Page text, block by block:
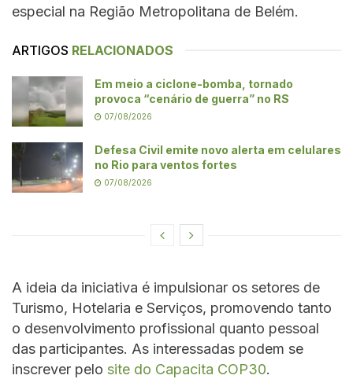
especial na Região Metropolitana de Belém.
ARTIGOS RELACIONADOS
Em meio a ciclone-bomba, tornado
provoca “cenário de guerra” no RS
07/08/2026
Defesa Civil emite novo alerta em celulares
no Rio para ventos fortes
07/08/2026
A ideia da iniciativa é impulsionar os setores de
Turismo, Hotelaria e Serviços, promovendo tanto
o desenvolvimento profissional quanto pessoal
das participantes. As interessadas podem se
inscrever pelo site do Capacita COP30.